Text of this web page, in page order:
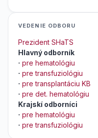
VEDENIE ODBORU
Prezident SHaTS
Hlavný odborník
· pre hematológiu
· pre transfuziológiu
· pre transplantáciu KB
· pre det. hematológiu
Krajskí odborníci
· pre hematológiu
· pre transfuziológiu